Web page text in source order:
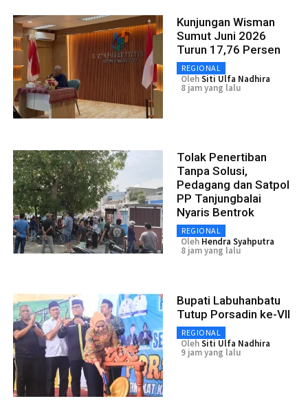
Kunjungan Wisman
Sumut Juni 2026
Turun 17,76 Persen
REGIONAL
OlehSiti Ulfa Nadhira
8 jam yang lalu
Tolak Penertiban
Tanpa Solusi,
Pedagang dan Satpol
PP Tanjungbalai
Nyaris Bentrok
REGIONAL
Oleh Hendra Syahputra
8 jam yang lalu
Bupati Labuhanbatu
Tutup Porsadin ke-VII
REGIONAL
OlehSiti Ulfa Nadhira
9 jam yang lalu